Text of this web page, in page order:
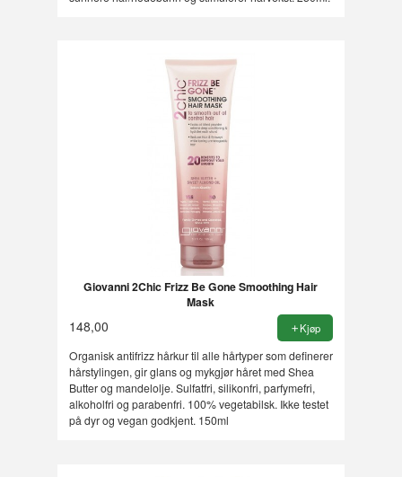
Giovanni 2Chic Frizz Be Gone Smoothing Hair
Mask
148,00 Kjøp
Organisk antifrizz hårkur til alle hårtyper som definerer
hårstylingen, gir glans og mykgjør håret med Shea
Butter og mandelolje. Sulfatfri, silikonfri, parfymefri,
alkoholfri og parabenfri. 100% vegetabilsk. Ikke testet
på dyr og vegan godkjent. 150ml